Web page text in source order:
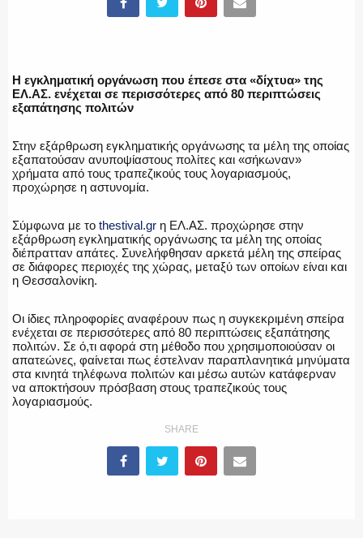
ΕΝΟΠΛΕΣ ΔΥΝΑΜΕΙΣ
ΕΚΑΒ
Η εγκληματική οργάνωση που έπεσε στα «δίχτυα» της
ΕΛ.ΑΣ. ενέχεται σε περισσότερες από 80 περιπτώσεις
εξαπάτησης πολιτών
Στην εξάρθρωση εγκληματικής οργάνωσης τα μέλη της οποίας
εξαπατούσαν ανυποψίαστους πολίτες και «σήκωναν»
χρήματα από τους τραπεζικούς τους λογαριασμούς,
προχώρησε η αστυνομία.
Σύμφωνα με τo thestival.gr η ΕΛ.ΑΣ. προχώρησε στην
εξάρθρωση εγκληματικής οργάνωσης τα μέλη της οποίας
διέπρατταν απάτες. Συνελήφθησαν αρκετά μέλη της σπείρας
σε διάφορες περιοχές της χώρας, μεταξύ των οποίων είναι και
η Θεσσαλονίκη.
Οι ίδιες πληροφορίες αναφέρουν πως η συγκεκριμένη σπείρα
ενέχεται σε περισσότερες από 80 περιπτώσεις εξαπάτησης
πολιτών. Σε ό,τι αφορά στη μέθοδο που χρησιμοποιούσαν οι
απατεώνες, φαίνεται πως έστελναν παραπλανητικά μηνύματα
στα κινητά τηλέφωνα πολιτών και μέσω αυτών κατάφερναν
να αποκτήσουν πρόσβαση στους τραπεζικούς τους
λογαριασμούς.
SHARE